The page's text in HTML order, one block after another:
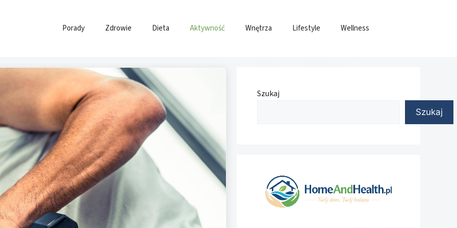
Porady Zdrowie Dieta Aktywność Wnętrza Lifestyle Wellness
Szukaj
Szukaj